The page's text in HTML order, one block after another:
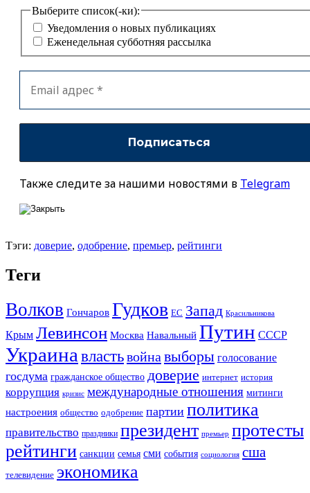
Выберите список(-ки):
Уведомления о новых публикациях
Еженедельная субботняя рассылка
Также следите за нашими новостями в Telegram
Тэги: доверие, одобрение, премьер, рейтинги
Теги
Волков Гончаров Гудков ЕС Запад Красильникова
Крым Левинсон Москва Навальный Путин СССР
Украина властьвойна выборы голосование
госдума гражданское общество доверие интернет история
коррупция кризис международные отношения митинги
настроения общество одобрение партии политика
правительство праздники президент премьер протесты
рейтинги санкции семья сми события социология сша
телевидение экономика